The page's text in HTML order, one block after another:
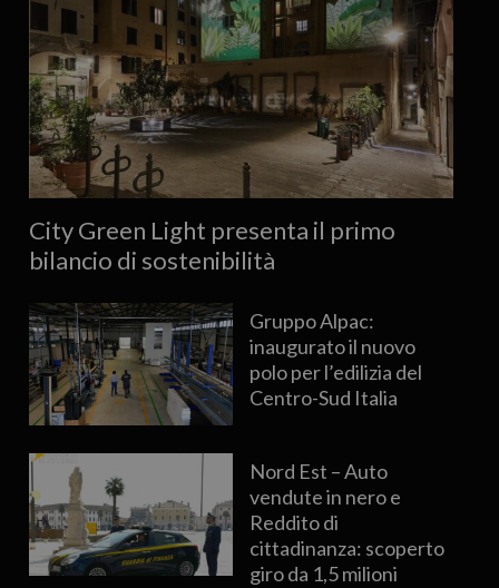
City Green Light presenta il primo
bilancio di sostenibilità
Gruppo Alpac:
inaugurato il nuovo
polo per l’edilizia del
Centro-Sud Italia
Nord Est – Auto
vendute in nero e
Reddito di
cittadinanza: scoperto
giro da 1,5 milioni